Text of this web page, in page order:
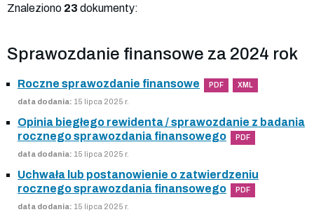
Znaleziono 23 dokumenty:
Sprawozdanie finansowe za 2024 rok
Roczne sprawozdanie finansowe PDF XML
data dodania: 15 lipca 2025 r.
Opinia biegłego rewidenta / sprawozdanie z badania
rocznego sprawozdania finansowego
PDF
data dodania: 15 lipca 2025 r.
Uchwała lub postanowienie o zatwierdzeniu
rocznego sprawozdania finansowego
PDF
data dodania: 15 lipca 2025 r.